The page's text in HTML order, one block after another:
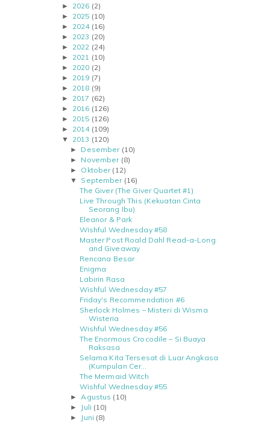
► 2026 (2)
► 2025 (10)
► 2024 (16)
► 2023 (20)
► 2022 (24)
► 2021 (10)
► 2020 (2)
► 2019 (7)
► 2018 (9)
► 2017 (62)
► 2016 (126)
► 2015 (126)
► 2014 (109)
▼ 2013 (120)
► Desember (10)
► November (8)
► Oktober (12)
▼ September (16)
The Giver (The Giver Quartet #1)
Live Through This (Kekuatan Cinta
Seorang Ibu)
Eleanor & Park
Wishful Wednesday #58
Master Post Roald Dahl Read-a-Long
and Giveaway
Rencana Besar
Enigma
Labirin Rasa
Wishful Wednesday #57
Friday's Recommendation #6
Sherlock Holmes – Misteri di Wisma
Wisteria
Wishful Wednesday #56
The Enormous Crocodile – Si Buaya
Raksasa
Selama Kita Tersesat di Luar Angkasa
(Kumpulan Cer...
The Mermaid Witch
Wishful Wednesday #55
► Agustus (10)
► Juli (10)
► Juni (8)